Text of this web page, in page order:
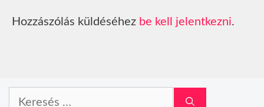
Hozzászólás küldéséhez be kell jelentkezni.